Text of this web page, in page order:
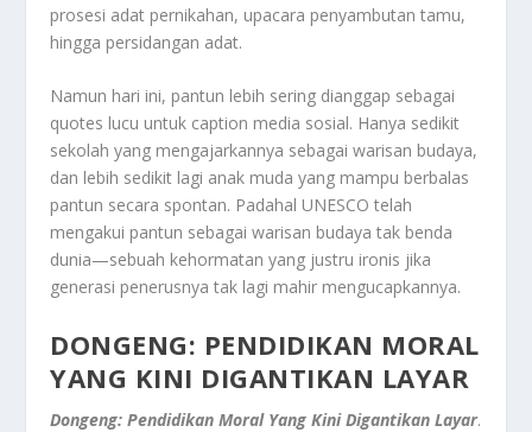
prosesi adat pernikahan, upacara penyambutan tamu,
hingga persidangan adat.
Namun hari ini, pantun lebih sering dianggap sebagai
quotes lucu untuk caption media sosial. Hanya sedikit
sekolah yang mengajarkannya sebagai warisan budaya,
dan lebih sedikit lagi anak muda yang mampu berbalas
pantun secara spontan. Padahal UNESCO telah
mengakui pantun sebagai warisan budaya tak benda
dunia—sebuah kehormatan yang justru ironis jika
generasi penerusnya tak lagi mahir mengucapkannya.
DONGENG: PENDIDIKAN MORAL
YANG KINI DIGANTIKAN LAYAR
Dongeng: Pendidikan Moral Yang Kini Digantikan Layar.